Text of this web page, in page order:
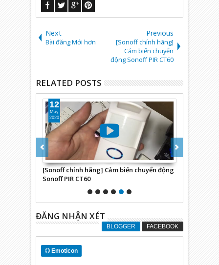
Next
Bài đăng Mới hơn
Previous
[Sonoff chính hãng]
Cảm biến chuyển
động Sonoff PIR CT60
RELATED POSTS
[Sonoff chính hãng] Cảm biến chuyển động
Sonoff PIR CT60
12
May
2020
ĐĂNG NHẬN XÉT
BLOGGER FACEBOOK
Emoticon